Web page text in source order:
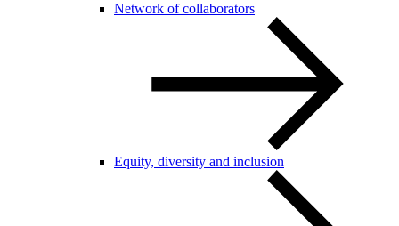
Network of collaborators
Equity, diversity and inclusion